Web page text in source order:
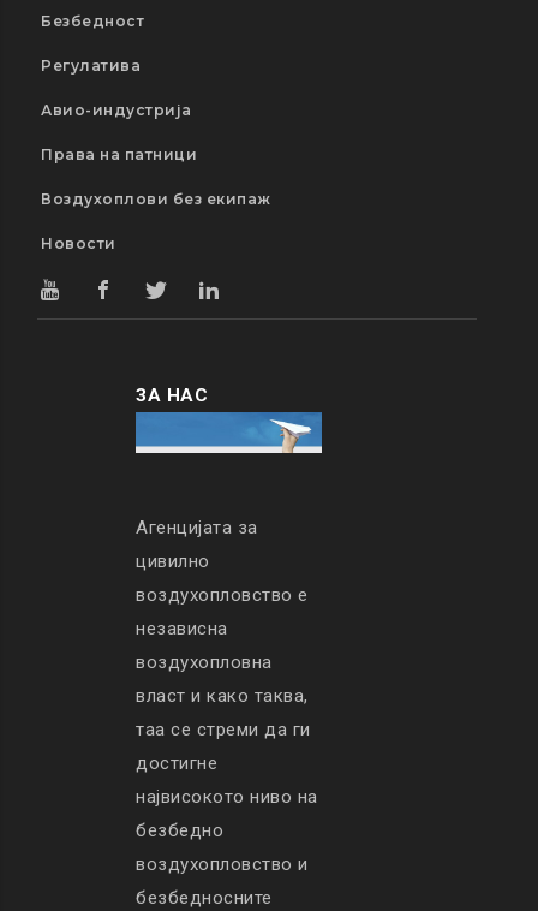
Безбедност
Регулатива
Авио-индустрија
Права на патници
Воздухоплови без екипаж
Новости
ЗА НАС
Агенцијата за
цивилно
воздухопловство е
независна
воздухопловна
власт и како таква,
таа се стреми да ги
достигне
највисокото ниво на
безбедно
воздухопловство и
безбедносните